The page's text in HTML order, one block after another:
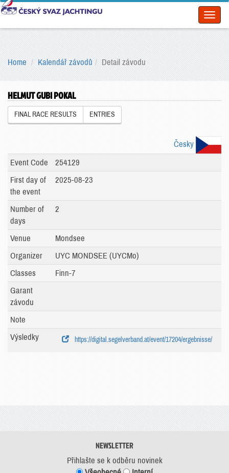
Home Kalendář závodů Detail závodu
HELMUT GUBI POKAL
FINAL RACE RESULTS ENTRIES
Česky
Event Code
254129
First day of
the event
2025-08-23
Number of
days
2
Venue
Mondsee
Organizer
UYC MONDSEE (UYCMo)
Classes
Finn-7
Garant
závodu
Note
Výsledky
https://digital.segelverband.at/event/17204/ergebnisse/
NEWSLETTER
Přihlašte se k odběru novinek